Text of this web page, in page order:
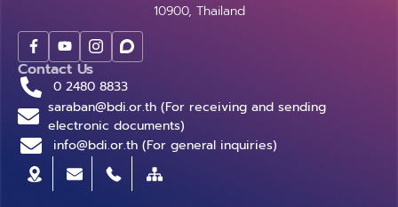
10900, Thailand
Contact Us
0 2480 8833
saraban@bdi.or.th (For receiving and sending
electronic documents)
info@bdi.or.th (For general inquiries)